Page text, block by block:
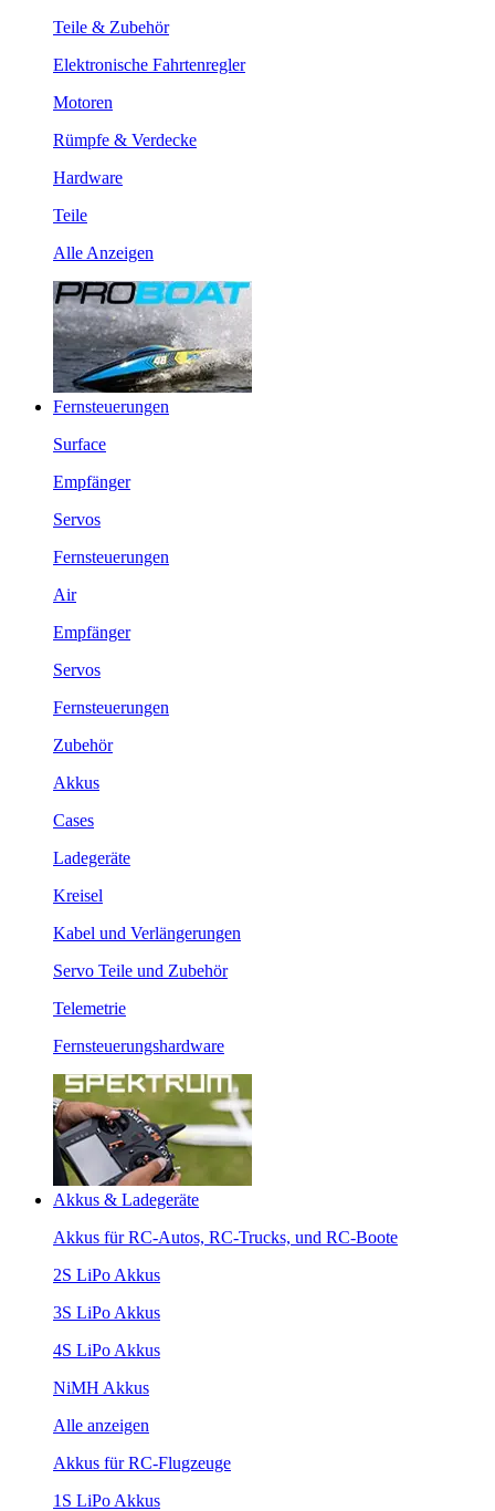
Teile & Zubehör
Elektronische Fahrtenregler
Motoren
Rümpfe & Verdecke
Hardware
Teile
Alle Anzeigen
Fernsteuerungen
Surface
Empfänger
Servos
Fernsteuerungen
Air
Empfänger
Servos
Fernsteuerungen
Zubehör
Akkus
Cases
Ladegeräte
Kreisel
Kabel und Verlängerungen
Servo Teile und Zubehör
Telemetrie
Fernsteuerungshardware
Akkus & Ladegeräte
Akkus für RC-Autos, RC-Trucks, und RC-Boote
2S LiPo Akkus
3S LiPo Akkus
4S LiPo Akkus
NiMH Akkus
Alle anzeigen
Akkus für RC-Flugzeuge
1S LiPo Akkus